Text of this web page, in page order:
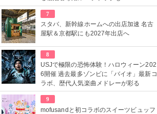
7
スタバ、新幹線ホームへの出店加速 名古
屋駅＆京都駅にも2027年出店へ
8
USJで極限の恐怖体験！ハロウィーン202
6開催 過去最多ゾンビに「バイオ」最新コ
ラボ、歴代人気楽曲メドレーが彩る
9
mofusandと初コラボのスイーツビュッフ